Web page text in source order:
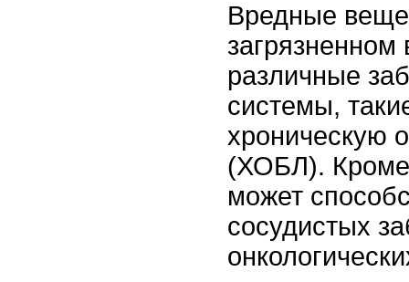
Вредные
загрязненном
различные
системы,
хроническую
(ХОБЛ). Кроме
может
сосудистых